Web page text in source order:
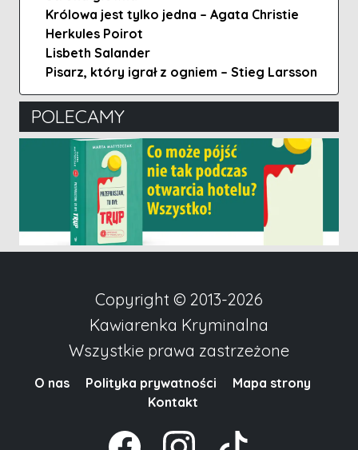
Królowa jest tylko jedna – Agata Christie
Herkules Poirot
Lisbeth Salander
Pisarz, który igrał z ogniem – Stieg Larsson
POLECAMY
Copyright © 2013-2026
Kawiarenka Kryminalna
Wszystkie prawa zastrzeżone
O nas Polityka prywatności
Mapa strony
Kontakt